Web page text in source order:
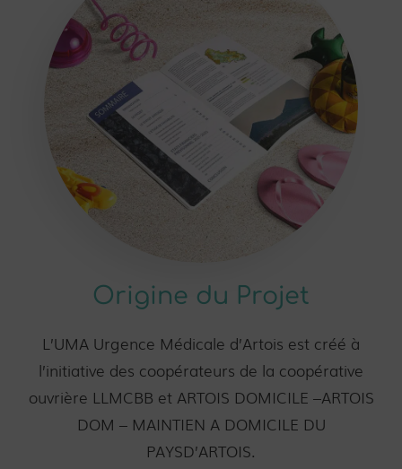
Origine du Projet
L’UMA Urgence Médicale d’Artois est créé à
l’initiative des coopérateurs de la coopérative
ouvrière LLMCBB et ARTOIS DOMICILE –ARTOIS
DOM – MAINTIEN A DOMICILE DU
PAYSD’ARTOIS.